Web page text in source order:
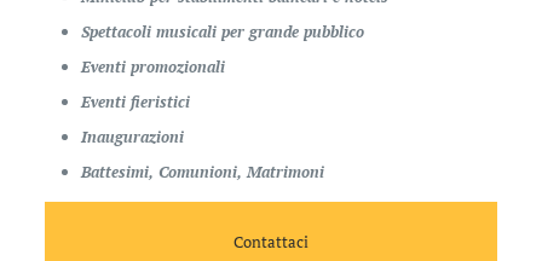
Spettacoli musicali per grande pubblico
Eventi promozionali
Eventi fieristici
Inaugurazioni
Battesimi, Comunioni, Matrimoni
Contattaci